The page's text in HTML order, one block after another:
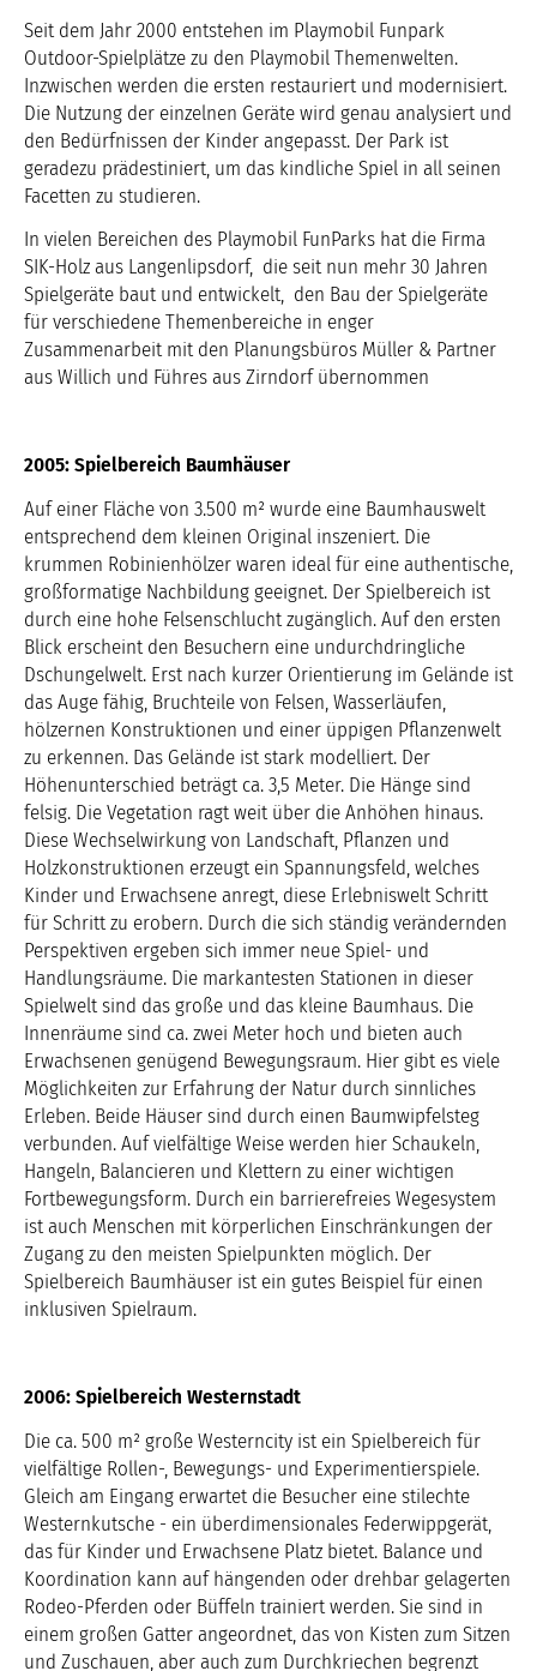
Seit dem Jahr 2000 entstehen im Playmobil Funpark
Outdoor-Spielplätze zu den Playmobil Themenwelten.
Inzwischen werden die ersten restauriert und modernisiert.
Die Nutzung der einzelnen Geräte wird genau analysiert und
den Bedürfnissen der Kinder angepasst. Der Park ist
geradezu prädestiniert, um das kindliche Spiel in all seinen
Facetten zu studieren.
In vielen Bereichen des Playmobil FunParks hat die Firma
SIK-Holz aus Langenlipsdorf, die seit nun mehr 30 Jahren
Spielgeräte baut und entwickelt, den Bau der Spielgeräte
für verschiedene Themenbereiche in enger
Zusammenarbeit mit den Planungsbüros Müller & Partner
aus Willich und Führes aus Zirndorf übernommen
2005: Spielbereich Baumhäuser
Auf einer Fläche von 3.500 m² wurde eine Baumhauswelt
entsprechend dem kleinen Original inszeniert. Die
krummen Robinienhölzer waren ideal für eine authentische,
großformatige Nachbildung geeignet. Der Spielbereich ist
durch eine hohe Felsenschlucht zugänglich. Auf den ersten
Blick erscheint den Besuchern eine undurchdringliche
Dschungelwelt. Erst nach kurzer Orientierung im Gelände ist
das Auge fähig, Bruchteile von Felsen, Wasserläufen,
hölzernen Konstruktionen und einer üppigen Pflanzenwelt
zu erkennen. Das Gelände ist stark modelliert. Der
Höhenunterschied beträgt ca. 3,5 Meter. Die Hänge sind
felsig. Die Vegetation ragt weit über die Anhöhen hinaus.
Diese Wechselwirkung von Landschaft, Pflanzen und
Holzkonstruktionen erzeugt ein Spannungsfeld, welches
Kinder und Erwachsene anregt, diese Erlebniswelt Schritt
für Schritt zu erobern. Durch die sich ständig verändernden
Perspektiven ergeben sich immer neue Spiel- und
Handlungsräume. Die markantesten Stationen in dieser
Spielwelt sind das große und das kleine Baumhaus. Die
Innenräume sind ca. zwei Meter hoch und bieten auch
Erwachsenen genügend Bewegungsraum. Hier gibt es viele
Möglichkeiten zur Erfahrung der Natur durch sinnliches
Erleben. Beide Häuser sind durch einen Baumwipfelsteg
verbunden. Auf vielfältige Weise werden hier Schaukeln,
Hangeln, Balancieren und Klettern zu einer wichtigen
Fortbewegungsform. Durch ein barrierefreies Wegesystem
ist auch Menschen mit körperlichen Einschränkungen der
Zugang zu den meisten Spielpunkten möglich. Der
Spielbereich Baumhäuser ist ein gutes Beispiel für einen
inklusiven Spielraum.
2006: Spielbereich Westernstadt
Die ca. 500 m² große Westerncity ist ein Spielbereich für
vielfältige Rollen-, Bewegungs- und Experimentierspiele.
Gleich am Eingang erwartet die Besucher eine stilechte
Westernkutsche - ein überdimensionales Federwippgerät,
das für Kinder und Erwachsene Platz bietet. Balance und
Koordination kann auf hängenden oder drehbar gelagerten
Rodeo-Pferden oder Büffeln trainiert werden. Sie sind in
einem großen Gatter angeordnet, das von Kisten zum Sitzen
und Zuschauen, aber auch zum Durchkriechen begrenzt